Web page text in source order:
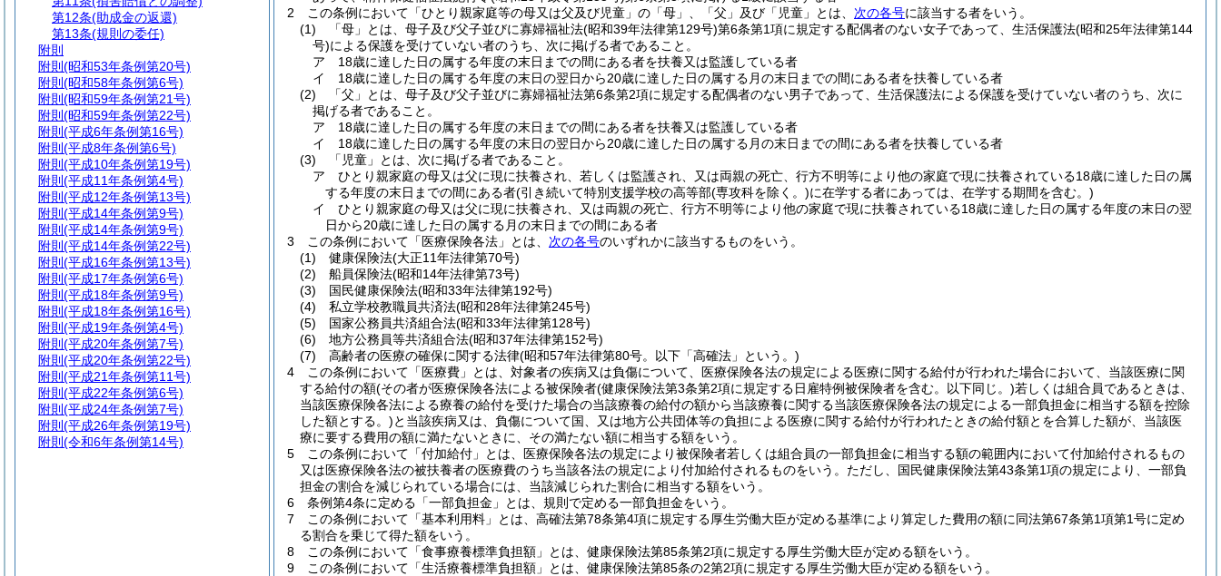
2
この条例において「ひとり親家庭等の母又は父及び児童」の「母」、「父」及び「児童」とは、 次の各号に該当する者をいう。
(1)
「母」とは、母子及び父子並びに寡婦福祉法(昭和39年法律第129号)第6条第1項に規定する配偶者のない女子であって、生活保護法(昭和25年法律第144
号)による保護を受けていない者のうち、次に掲げる者であること。
ア
18歳に達した日の属する年度の末日までの間にある者を扶養又は監護している者
イ
18歳に達した日の属する年度の末日の翌日から20歳に達した日の属する月の末日までの間にある者を扶養している者
(2)
「父」とは、母子及び父子並びに寡婦福祉法第6条第2項に規定する配偶者のない男子であって、生活保護法による保護を受けていない者のうち、次に
掲げる者であること。
ア
18歳に達した日の属する年度の末日までの間にある者を扶養又は監護している者
イ
18歳に達した日の属する年度の末日の翌日から20歳に達した日の属する月の末日までの間にある者を扶養している者
(3)
「児童」とは、次に掲げる者であること。
ア
ひとり親家庭の母又は父に現に扶養され、若しくは監護され、又は両親の死亡、行方不明等により他の家庭で現に扶養されている18歳に達した日の属
する年度の末日までの間にある者(引き続いて特別支援学校の高等部(専攻科を除く。)に在学する者にあっては、在学する期間を含む。)
イ
ひとり親家庭の母又は父に現に扶養され、又は両親の死亡、行方不明等により他の家庭で現に扶養されている18歳に達した日の属する年度の末日の翌
日から20歳に達した日の属する月の末日までの間にある者
3
この条例において「医療保険各法」とは、 次の各号のいずれかに該当するものをいう。
(1)
健康保険法(大正11年法律第70号)
(2)
船員保険法(昭和14年法律第73号)
(3)
国民健康保険法(昭和33年法律第192号)
(4)
私立学校教職員共済法(昭和28年法律第245号)
(5)
国家公務員共済組合法(昭和33年法律第128号)
(6)
地方公務員等共済組合法(昭和37年法律第152号)
(7)
高齢者の医療の確保に関する法律(昭和57年法律第80号。以下「高確法」という。)
4
この条例において「医療費」とは、対象者の疾病又は負傷について、医療保険各法の規定による医療に関する給付が行われた場合において、当該医療に関
する給付の額(その者が医療保険各法による被保険者(健康保険法第3条第2項に規定する日雇特例被保険者を含む。以下同じ。)若しくは組合員であるときは、
当該医療保険各法による療養の給付を受けた場合の当該療養の給付の額から当該療養に関する当該医療保険各法の規定による一部負担金に相当する額を控除
した額とする。)と当該疾病又は、負傷について国、又は地方公共団体等の負担による医療に関する給付が行われたときの給付額とを合算した額が、当該医
療に要する費用の額に満たないときに、その満たない額に相当する額をいう。
5
この条例において「付加給付」とは、医療保険各法の規定により被保険者若しくは組合員の一部負担金に相当する額の範囲内において付加給付されるもの
又は医療保険各法の被扶養者の医療費のうち当該各法の規定により付加給付されるものをいう。 ただし、国民健康保険法第43条第1項の規定により、一部負
担金の割合を減じられている場合には、当該減じられた割合に相当する額をいう。
6
条例第4条に定める「一部負担金」とは、規則で定める一部負担金をいう。
7
この条例において「基本利用料」とは、高確法第78条第4項に規定する厚生労働大臣が定める基準により算定した費用の額に同法第67条第1項第1号に定め
る割合を乗じて得た額をいう。
8
この条例において「食事療養標準負担額」とは、健康保険法第85条第2項に規定する厚生労働大臣が定める額をいう。
9
この条例において「生活療養標準負担額」とは、健康保険法第85条の2第2項に規定する厚生労働大臣が定める額をいう。
第12条(助成金の返還)
第13条(規則の委任)
附則
附則 (昭和53年条例第20号)
附則 (昭和58年条例第6号)
附則 (昭和59年条例第21号)
附則 (昭和59年条例第22号)
附則 (平成6年条例第16号)
附則 (平成8年条例第6号)
附則 (平成10年条例第19号)
附則 (平成11年条例第4号)
附則 (平成12年条例第13号)
附則 (平成14年条例第9号)
附則 (平成14年条例第9号)
附則 (平成14年条例第22号)
附則 (平成16年条例第13号)
附則 (平成17年条例第6号)
附則 (平成18年条例第9号)
附則 (平成18年条例第16号)
附則 (平成19年条例第4号)
附則 (平成20年条例第7号)
附則 (平成20年条例第22号)
附則 (平成21年条例第11号)
附則 (平成22年条例第6号)
附則 (平成24年条例第7号)
附則 (平成26年条例第19号)
附則 (令和6年条例第14号)